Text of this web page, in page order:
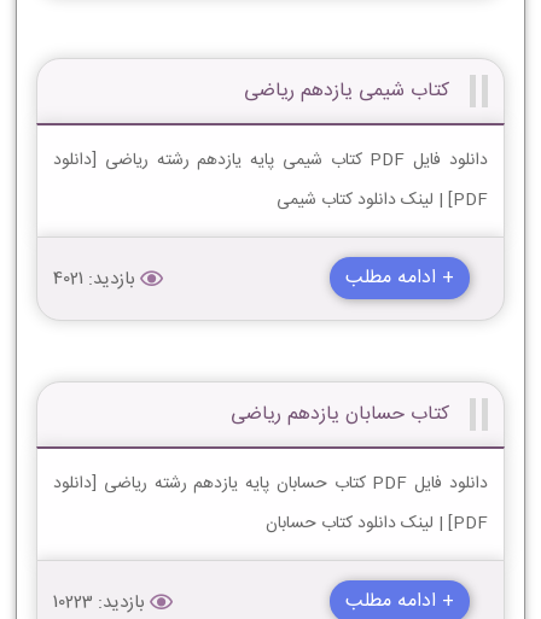
کتاب شیمی یازدهم ریاضی
دانلود فایل PDF کتاب شیمی پایه یازدهم رشته ریاضی [دانلود
PDF] | لینک دانلود کتاب شیمی
+ ادامه مطلب بازدید: 4021
کتاب حسابان یازدهم ریاضی
دانلود فایل PDF کتاب حسابان پایه یازدهم رشته ریاضی [دانلود
PDF] | لینک دانلود کتاب حسابان
+ ادامه مطلب بازدید: 10223